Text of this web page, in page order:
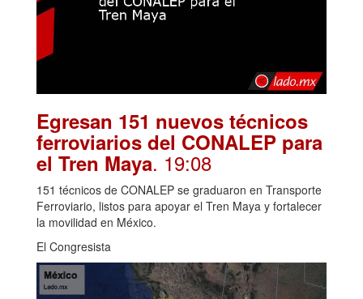
Egresan 151 nuevos técnicos
ferroviarios del CONALEP para
el Tren Maya. 19:08
151 técnicos de CONALEP se graduaron en Transporte
Ferroviario, listos para apoyar el Tren Maya y fortalecer
la movilidad en México.
El Congresista